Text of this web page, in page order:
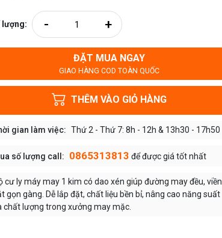
lượng: - +
ĐẶT MUA NGAY
GIAO HÀNG COD TOÀN QUỐC
THÊM VÀO GIỎ HÀNG
gian làm việc: Thứ 2 - Thứ 7: 8h - 12h & 13h30 - 17h50
số lượng call: 0865313813 để được giá tốt nhất
cư ly máy may 1 kim có dao xén giúp đường may đều, viền
gọn gàng. Dễ lắp đặt, chất liệu bền bỉ, nâng cao năng suất
chất lượng trong xưởng may mặc.